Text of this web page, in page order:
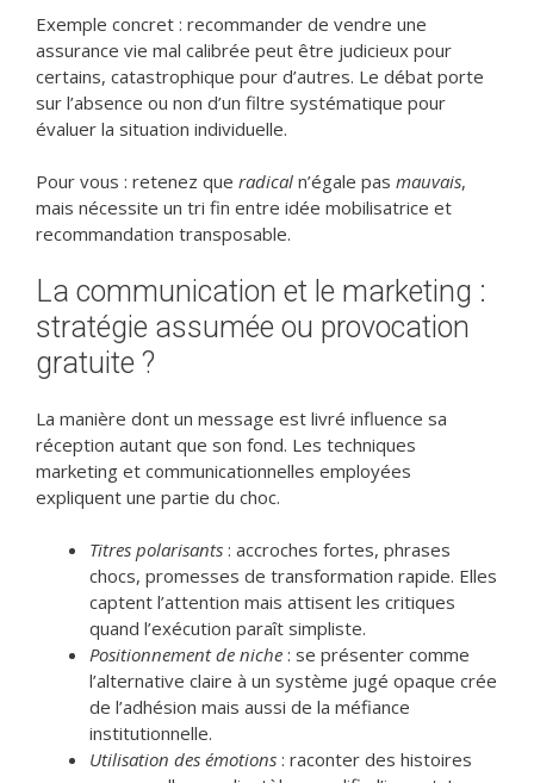
Exemple concret : recommander de vendre une
assurance vie mal calibrée peut être judicieux pour
certains, catastrophique pour d’autres. Le débat porte
sur l’absence ou non d’un filtre systématique pour
évaluer la situation individuelle.
Pour vous : retenez que radical n’égale pas mauvais,
mais nécessite un tri fin entre idée mobilisatrice et
recommandation transposable.
La communication et le marketing :
stratégie assumée ou provocation
gratuite ?
La manière dont un message est livré influence sa
réception autant que son fond. Les techniques
marketing et communicationnelles employées
expliquent une partie du choc.
Titres polarisants : accroches fortes, phrases
chocs, promesses de transformation rapide. Elles
captent l’attention mais attisent les critiques
quand l’exécution paraît simpliste.
Positionnement de niche : se présenter comme
l’alternative claire à un système jugé opaque crée
de l’adhésion mais aussi de la méfiance
institutionnelle.
Utilisation des émotions : raconter des histoires